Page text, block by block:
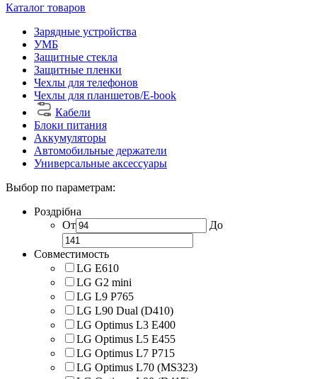
Каталог товаров
Зарядные устройства
УМБ
Защитные стекла
Защитные пленки
Чехлы для телефонов
Чехлы для планшетов/E-book
Кабели
Блоки питания
Аккумуляторы
Автомобильные держатели
Универсальные аксессуары
Выбор по параметрам:
Роздрібна
От
До
Совместимость
LG E610
LG G2 mini
LG L9 P765
LG L90 Dual (D410)
LG Optimus L3 E400
LG Optimus L5 E455
LG Optimus L7 P715
LG Optimus L70 (MS323)